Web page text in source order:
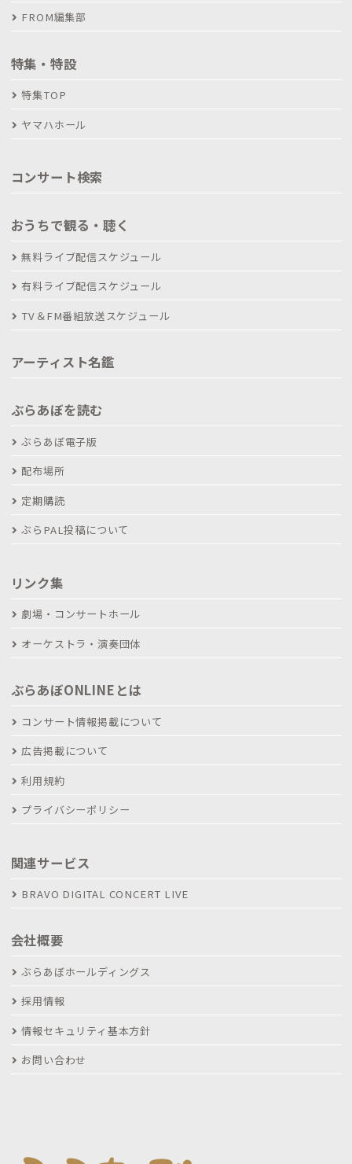
FROM編集部
特集・特設
特集TOP
ヤマハホール
コンサート検索
おうちで観る・聴く
無料ライブ配信スケジュール
有料ライブ配信スケジュール
TV＆FM番組放送スケジュール
アーティスト名鑑
ぶらあぼを読む
ぶらあぼ電子版
配布場所
定期購読
ぶらPAL投稿について
リンク集
劇場・コンサートホール
オーケストラ・演奏団体
ぶらあぼONLINEとは
コンサート情報掲載について
広告掲載について
利用規約
プライバシーポリシー
関連サービス
BRAVO DIGITAL CONCERT LIVE
会社概要
ぶらあぼホールディングス
採用情報
情報セキュリティ基本方針
お問い合わせ